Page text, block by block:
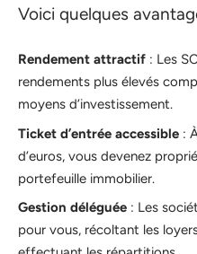
Voici quelques
Rendement attractif : Les
rendements plus élevés
moyens d’investissement.
Ticket d’entrée accessible :
d’euros, vous devenez
portefeuille immobilier.
Gestion déléguée : Les
pour vous, récoltant les